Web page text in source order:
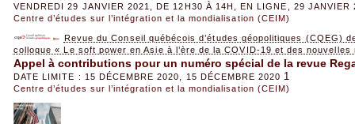
VENDREDI 29 JANVIER 2021, DE 12H30 À 14H, EN LIGNE, 29 JANVIER
Centre d’études sur l’intégration et la mondialisation (CEIM)
Revue du Conseil québécois d’études géopolitiques (CQEG)
colloque « Le soft power en Asie à l’ère de la COVID-19 et des
Appel à contributions pour un numéro spécial de la revue
DATE LIMITE : 15 DÉCEMBRE 2020, 15 DÉCEMBRE 2020 1
Centre d’études sur l’intégration et la mondialisation (CEIM)